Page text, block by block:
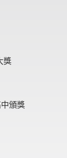
獎
頒獎